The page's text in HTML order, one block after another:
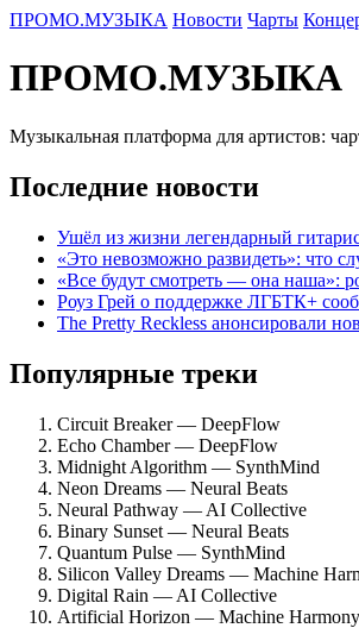
ПРОМО.МУЗЫКА Новости Чарты
ПРОМО.МУЗЫКА
Музыкальная платформа для артистов:
Последние новости
Ушёл из жизни легендарный
«Это невозможно развидеть»: что
«Все будут смотреть — она наша»:
Роуз Грей о поддержке ЛГБТК+
The Pretty Reckless анонсировали
Популярные треки
Circuit Breaker — DeepFlow
Echo Chamber — DeepFlow
Midnight Algorithm — SynthMind
Neon Dreams — Neural Beats
Neural Pathway — AI Collective
Binary Sunset — Neural Beats
Quantum Pulse — SynthMind
Silicon Valley Dreams — Machine
Digital Rain — AI Collective
Artificial Horizon — Machine Harmony